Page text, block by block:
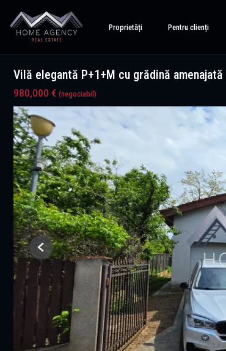
Proprietăți Pentru clienți
Vilă elegantă P+1+M cu grădină
980,000 € (negociabil)
Previous